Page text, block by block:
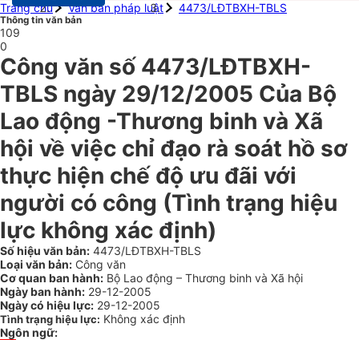
Trang chủ
Văn bản pháp luật 4473/LĐTBXH-TBLS
Thông tin văn bản
109
0
Công văn số 4473/LĐTBXH-
TBLS ngày 29/12/2005 Của Bộ
Lao động -Thương binh và Xã
hội về việc chỉ đạo rà soát hồ sơ
thực hiện chế độ ưu đãi với
người có công (Tình trạng hiệu
lực không xác định)
Số hiệu văn bản: 4473/LĐTBXH-TBLS
Loại văn bản: Công văn
Cơ quan ban hành: Bộ Lao động – Thương binh và Xã hội
Ngày ban hành: 29-12-2005
Ngày có hiệu lực: 29-12-2005
Tình trạng hiệu lực: Không xác định
Ngôn ngữ: